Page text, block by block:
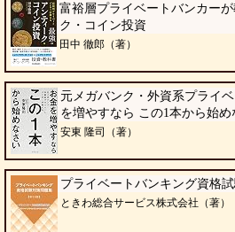
富裕層プライベートバンカー
ク・コイン投資
田中 徹郎（著）
元メガバンク・外資系プライ
を増やすなら この1本から始め
安東 隆司（著）
プライベートバンキング資格
ときわ総合サービス株式会社（著）